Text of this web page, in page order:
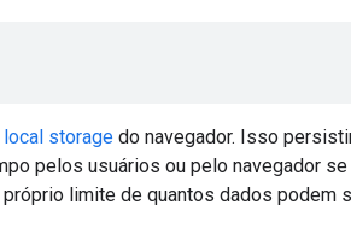
local storage do navegador. Isso
pelos usuários ou pelo navegador
limite de quantos dados podem